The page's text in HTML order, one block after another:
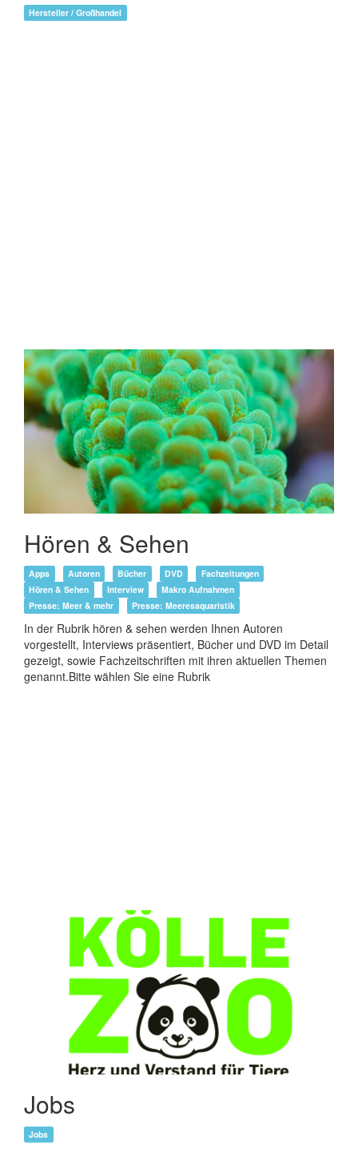
Hersteller / Großhandel
Hören & Sehen
Apps Autoren Bücher DVD
Fachzeitungen
Hören & Sehen
Interview
Makro Aufnahmen
Presse: Meer & mehr
Presse: Meeresaquaristik
In der Rubrik hören & sehen werden Ihnen Autoren
vorgestellt, Interviews präsentiert, Bücher und DVD im Detail
gezeigt, sowie Fachzeitschriften mit ihren aktuellen Themen
genannt.Bitte wählen Sie eine Rubrik
Jobs
Jobs